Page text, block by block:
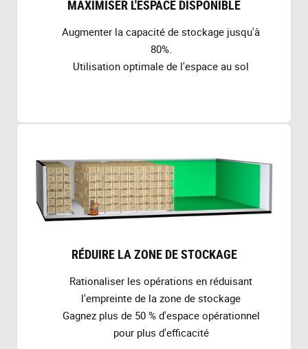
MAXIMISER L'ESPACE DISPONIBLE
Augmenter la capacité de stockage jusqu'à
80%.
Utilisation optimale de l'espace au sol
RÉDUIRE LA ZONE DE STOCKAGE
Rationaliser les opérations en réduisant
l'empreinte de la zone de stockage
Gagnez plus de 50 % d'espace opérationnel
pour plus d'efficacité